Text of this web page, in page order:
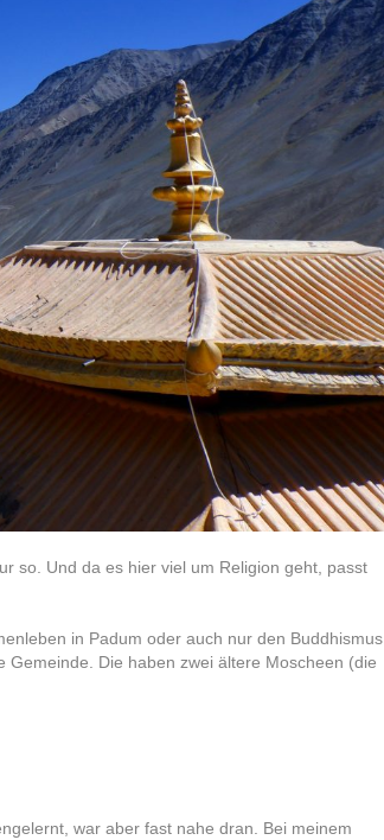
so. Und da es hier viel um Religion geht, passt
in Padum oder auch nur den Buddhismus
Die haben zwei ältere Moscheen (die
war aber fast nahe dran. Bei meinem